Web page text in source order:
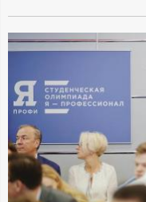
н
ф
о
р